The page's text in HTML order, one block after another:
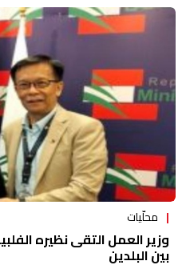
محلّيات
وزير العمل التقى نظيره
بين البلدين